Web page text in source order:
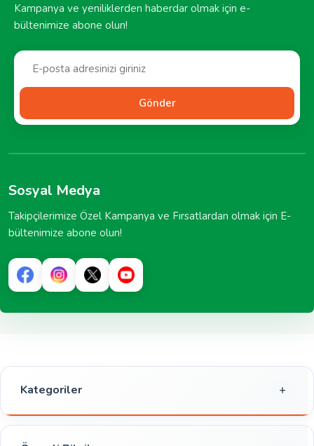
Kampanya ve yeniliklerden haberdar olmak için e-
bültenimize abone olun!
Gönder
Sosyal Medya
Takipçilerimize Özel Kampanya ve Fırsatlardan olmak için E-
bültenimize abone olun!
Kategoriler
Gıda